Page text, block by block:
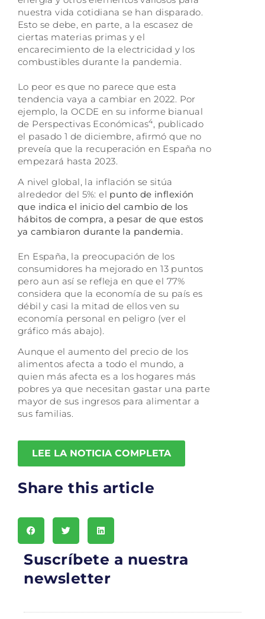
nuestra vida cotidiana se han disparado.
Esto se debe, en parte, a la escasez de
ciertas materias primas y el
encarecimiento de la electricidad y los
combustibles durante la pandemia.
Lo peor es que no parece que esta
tendencia vaya a cambiar en 2022. Por
ejemplo, la OCDE en su informe bianual
de Perspectivas Económicas4
, publicado
el pasado 1 de diciembre, afirmó que no
preveía que la recuperación en España no
empezará hasta 2023.
A nivel global, la inflación se sitúa
alrededor del 5%: el punto de inflexión
que indica el inicio del cambio de los
hábitos de compra, a pesar de que estos
ya cambiaron durante la pandemia.
En España, la preocupación de los
consumidores ha mejorado en 13 puntos
pero aun así se refleja en que el 77%
considera que la economía de su país es
débil y casi la mitad de ellos ven su
economía personal en peligro (ver el
gráfico más abajo).
Aunque el aumento del precio de los
alimentos afecta a todo el mundo, a
quien más afecta es a los hogares más
pobres ya que necesitan gastar una parte
mayor de sus ingresos para alimentar a
sus familias.
LEE LA NOTICIA COMPLETA
Share this article
Suscríbete a nuestra
newsletter